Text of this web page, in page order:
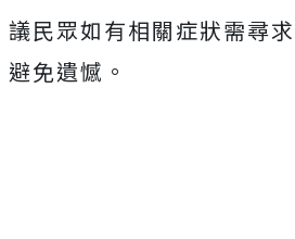
議民眾如有相關症狀需尋
避免遺憾。